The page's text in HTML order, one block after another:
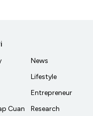
Cuan
News
Lifestyle
Entrepreneur
Research